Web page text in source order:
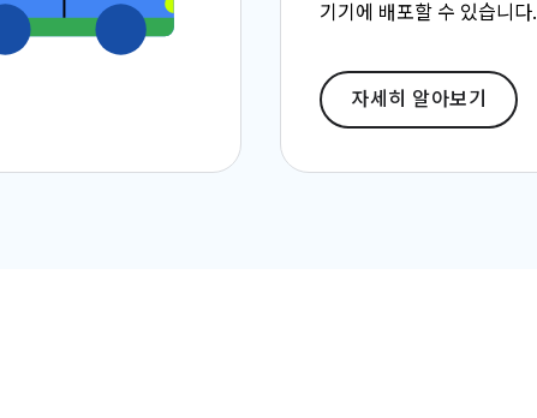
기기에 배포할 수 있습니다.
자세히 알아보기